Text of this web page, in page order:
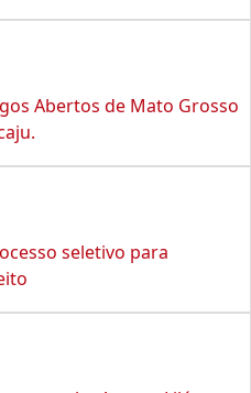
Abertos de Mato Grosso
seletivo para